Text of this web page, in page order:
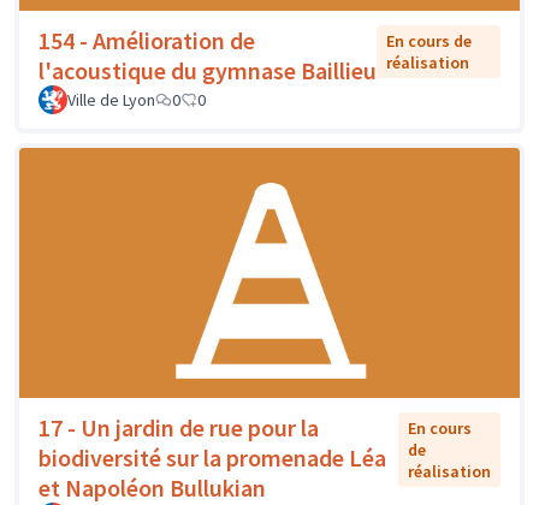
154 - Amélioration de
l'acoustique du gymnase Baillieu
En cours de
réalisation
Ville de Lyon
0 0
17 - Un jardin de rue pour la
biodiversité sur la promenade Léa
et Napoléon Bullukian
En cours
de
réalisation